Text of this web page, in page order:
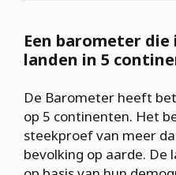
Een barometer
landen in 5
De Barometer heeft
op 5 continenten. Het
steekproef van meer
bevolking op aarde. De